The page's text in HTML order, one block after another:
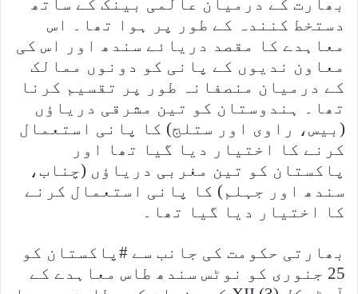
دستخط کنندہ کے طور پر ہوا تھا۔ اس
معاہدے کا مقصد دریائے سندھ اور اس کی
معاون ندیوں کے پانی کو دونوں ممالک
کے درمیان منصفانہ طور پر تقسیم کرنا
تھا۔ ہندوستان کو تین مشرقی دریاؤں
(بیس، راوی اور ستلج) کا پانی استعمال
کرنے کا اختیار دیا گیا تھا اور
پاکستان کو تین مغربی دریاؤں (چناب،
سندھ اور جہلم) کا پانی استعمال کرنے
کا اختیار دیا گیا تھا۔
بھارتی حکومت کی جانب سے #پاکستان کو
25 جنوری کو نوٹس سندھ طاس معاہدے کے